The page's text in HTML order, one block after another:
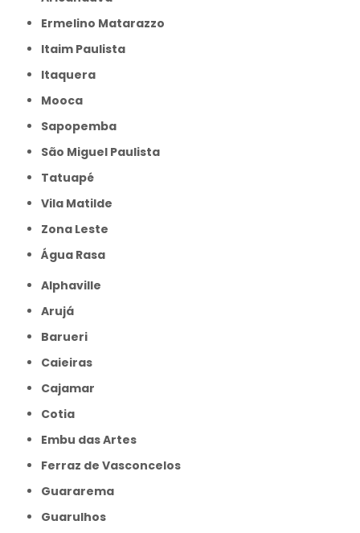
Ermelino Matarazzo
Itaim Paulista
Itaquera
Mooca
Sapopemba
São Miguel Paulista
Tatuapé
Vila Matilde
Zona Leste
Água Rasa
Alphaville
Arujá
Barueri
Caieiras
Cajamar
Cotia
Embu das Artes
Ferraz de Vasconcelos
Guararema
Guarulhos